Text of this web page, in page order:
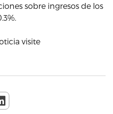
sobre ingresos de los
visite